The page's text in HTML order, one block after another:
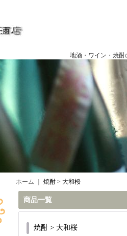
焼酎の専門店
ホーム 焼酎 > 大和桜
商品一覧
焼酎 > 大和桜